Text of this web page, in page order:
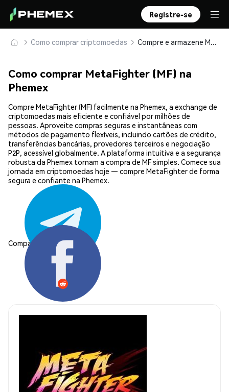
Registre-se
Como comprar criptomoedas Compre e armazene MetaFighter (MF) com segurança
Como comprar MetaFighter (MF) na
Phemex
Compre MetaFighter (MF) facilmente na Phemex, a exchange de
criptomoedas mais eficiente e confiável por milhões de
pessoas. Aproveite compras seguras e instantâneas com
métodos de pagamento flexíveis, incluindo cartões de crédito,
transferências bancárias, provedores terceiros e negociação
P2P, acessível globalmente. A plataforma intuitiva e a segurança
robusta da Phemex tornam a compra de MF simples. Comece sua
jornada em criptomoedas hoje — compre MetaFighter de forma
segura e confiante na Phemex.
Compartilhar: